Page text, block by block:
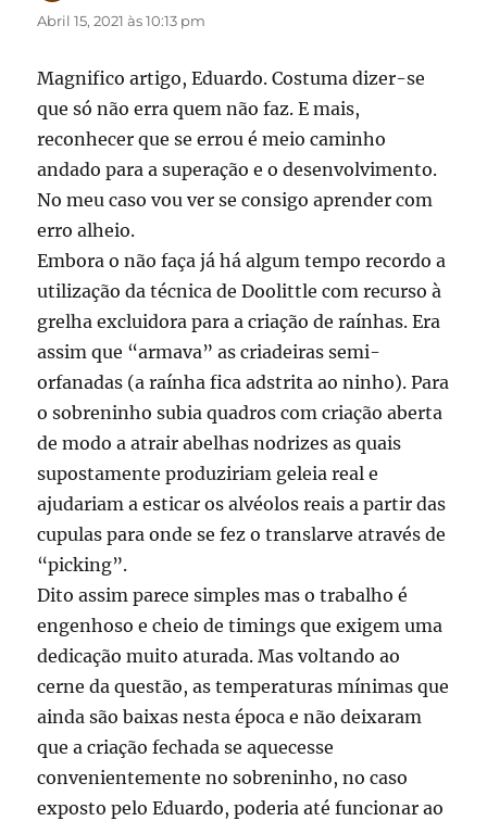
Abril 15, 2021 às 10:13 pm
Magnifico artigo, Eduardo. Costuma dizer-se
que só não erra quem não faz. E mais,
reconhecer que se errou é meio caminho
andado para a superação e o desenvolvimento.
No meu caso vou ver se consigo aprender com
erro alheio.
Embora o não faça já há algum tempo recordo a
utilização da técnica de Doolittle com recurso à
grelha excluidora para a criação de raínhas. Era
assim que “armava” as criadeiras semi-
orfanadas (a raínha fica adstrita ao ninho). Para
o sobreninho subia quadros com criação aberta
de modo a atrair abelhas nodrizes as quais
supostamente produziriam geleia real e
ajudariam a esticar os alvéolos reais a partir das
cupulas para onde se fez o translarve através de
“picking”.
Dito assim parece simples mas o trabalho é
engenhoso e cheio de timings que exigem uma
dedicação muito aturada. Mas voltando ao
cerne da questão, as temperaturas mínimas que
ainda são baixas nesta época e não deixaram
que a criação fechada se aquecesse
convenientemente no sobreninho, no caso
exposto pelo Eduardo, poderia até funcionar ao